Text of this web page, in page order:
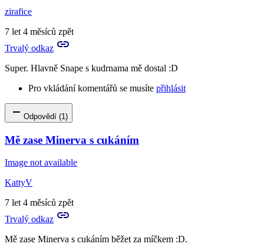
zirafice
7 let 4 měsíců zpět
Trvalý odkaz
Super. Hlavně Snape s kudrnama mě dostal :D
Pro vkládání komentářů se musíte přihlásit
Odpovědí (1)
Mě zase Minerva s cukáním
Image not available
KattyV
7 let 4 měsíců zpět
Trvalý odkaz
Mě zase Minerva s cukáním běžet za míčkem :D.